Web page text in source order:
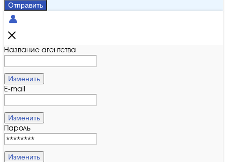
Отправить
Название агентства
Изменить
E-mail
Изменить
Пароль
Изменить